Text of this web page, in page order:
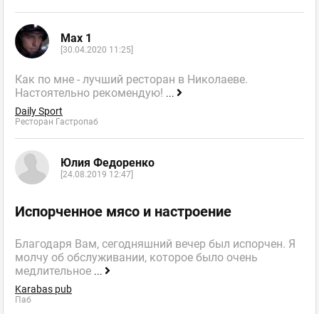
Max 1
[30.04.2020 11:25]
Как по мне - лучший ресторан в Николаеве.
Настоятельно рекомендую! ...
Daily Sport
Ресторан Гастропаб
Юлия Федоренко
[24.08.2019 12:47]
Испорченное мясо и настроение
Благодаря Вам, сегодняшний вечер был испорчен. Я
молчу об обслуживании, которое было очень
медлительное ...
Karabas pub
Паб